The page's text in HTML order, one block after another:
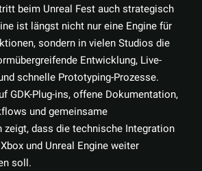
beim Unreal Fest auch strategisch
ist längst nicht nur eine Engine für
sondern in vielen Studios die
Entwicklung, Live-
schnelle Prototyping-Prozesse.
GDK-Plug-ins, offene Dokumentation,
und gemeinsame
zeigt, dass die technische Integration
und Unreal Engine weiter
soll.